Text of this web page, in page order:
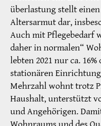
überlastung stellt
Altersarmut dar,
Auch mit Pflegebedarf
daher in normalen“
lebten 2021 nur ca.
stationären
Mehrzahl wohnt trotz
Haushalt, unterstützt
und Angehörigen.